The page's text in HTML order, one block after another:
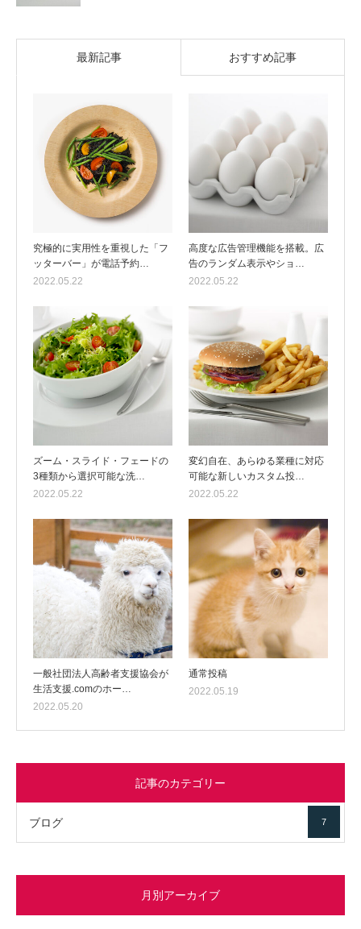
最新記事 おすすめ記事
究極的に実用性を重視した「フ
ッターバー」が電話予約…
2022.05.22
高度な広告管理機能を搭載。広
告のランダム表示やショ…
2022.05.22
ズーム・スライド・フェードの
3種類から選択可能な洗…
2022.05.22
変幻自在、あらゆる業種に対応
可能な新しいカスタム投…
2022.05.22
一般社団法人高齢者支援協会が
生活支援.comのホー…
2022.05.20
通常投稿
2022.05.19
記事のカテゴリー
ブログ 7
月別アーカイブ